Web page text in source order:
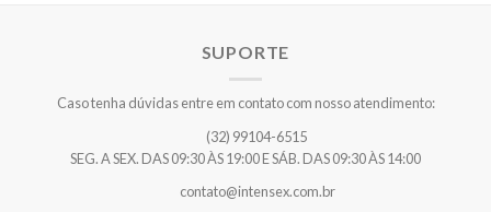
SUPORTE
Caso tenha dúvidas entre em contato com nosso atendimento:
(32) 99104-6515
SEG. A SEX. DAS 09:30 ÀS 19:00 E SÁB. DAS 09:30 ÀS 14:00
contato@intensex.com.br